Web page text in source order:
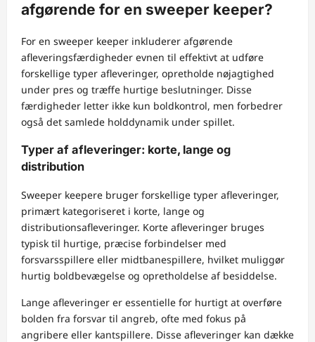
afgørende for en sweeper keeper?
For en sweeper keeper inkluderer afgørende
afleveringsfærdigheder evnen til effektivt at udføre
forskellige typer afleveringer, opretholde nøjagtighed
under pres og træffe hurtige beslutninger. Disse
færdigheder letter ikke kun boldkontrol, men forbedrer
også det samlede holddynamik under spillet.
Typer af afleveringer: korte, lange og
distribution
Sweeper keepere bruger forskellige typer afleveringer,
primært kategoriseret i korte, lange og
distributionsafleveringer. Korte afleveringer bruges
typisk til hurtige, præcise forbindelser med
forsvarsspillere eller midtbanespillere, hvilket muliggør
hurtig boldbevægelse og opretholdelse af besiddelse.
Lange afleveringer er essentielle for hurtigt at overføre
bolden fra forsvar til angreb, ofte med fokus på
angribere eller kantspillere. Disse afleveringer kan dække